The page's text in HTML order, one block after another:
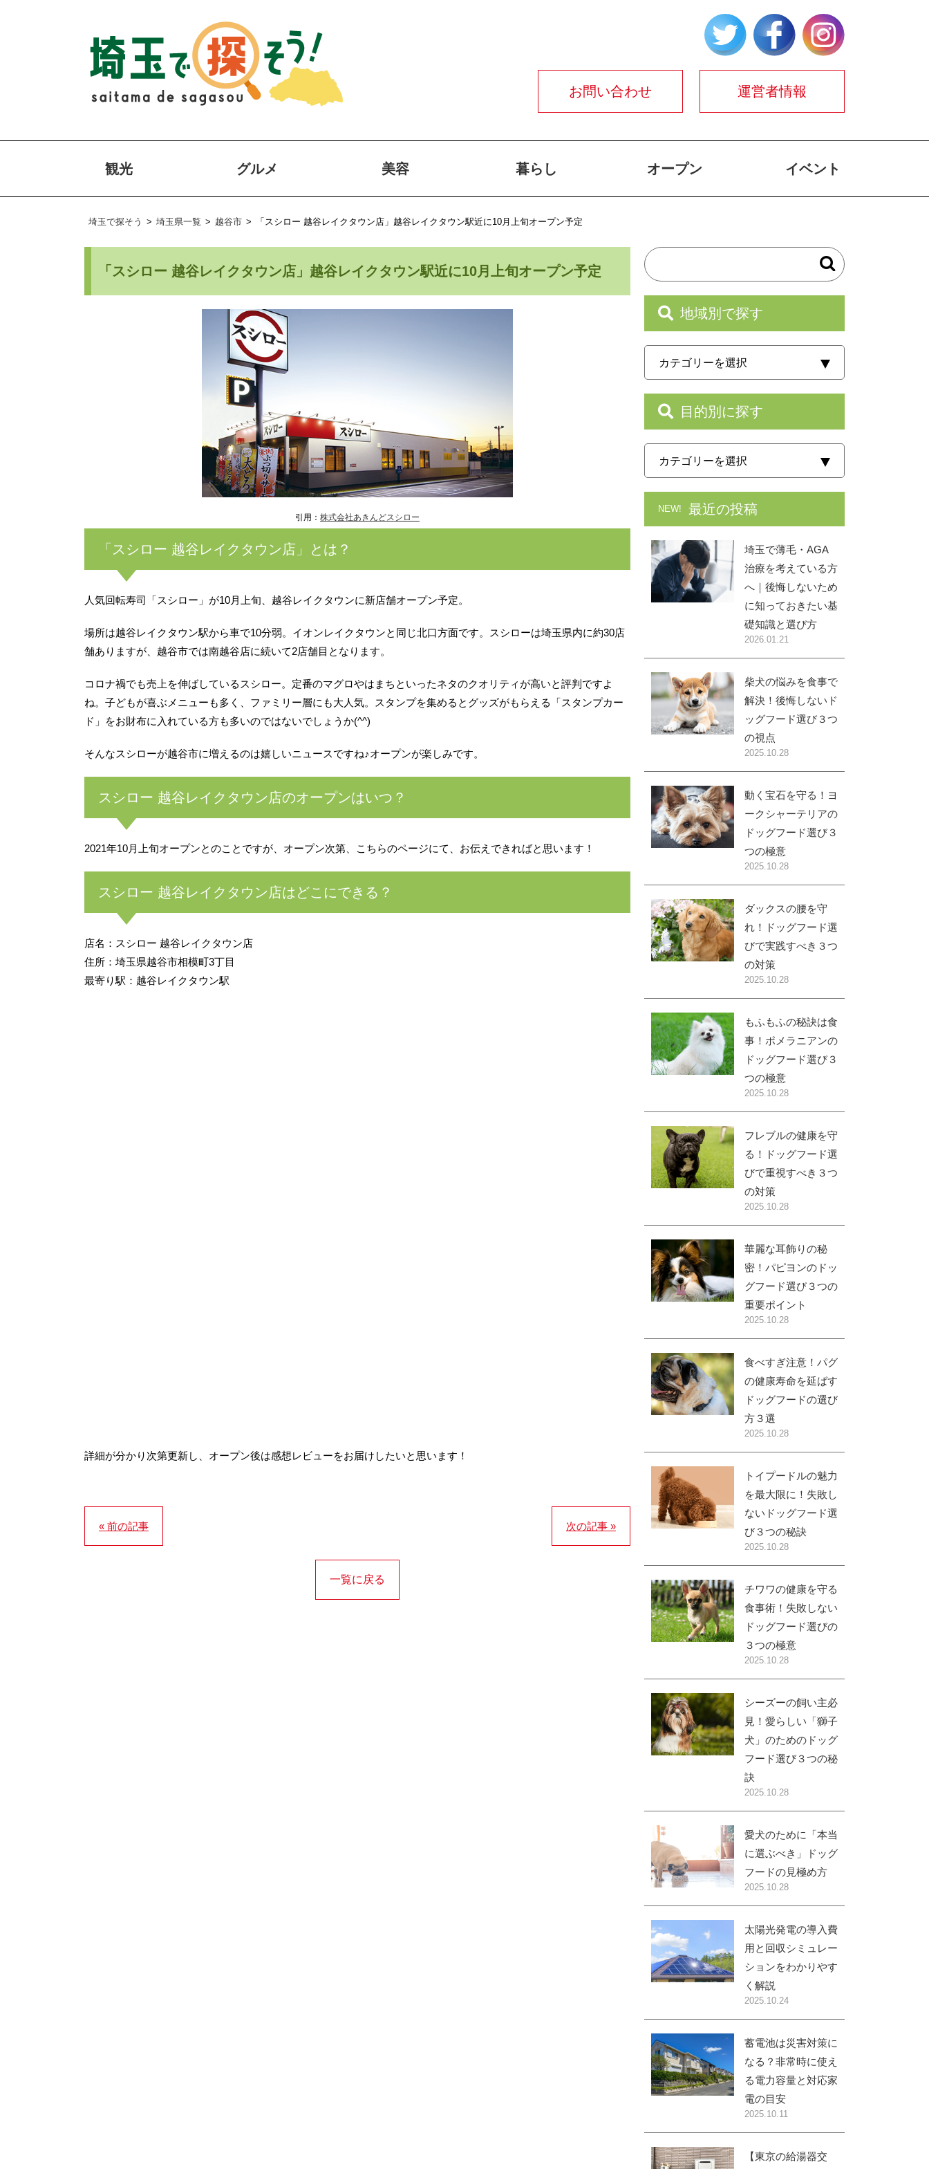
お問い合わせ 運営者情報
観光 グルメ 美容 暮らし オープン イベント
埼玉で探そう > 埼玉県一覧 > 越谷市 > 「スシロー 越谷レイクタウン店」越谷レイクタウン駅近に10月上旬オープン予定
「スシロー 越谷レイクタウン店」越谷レイクタウン駅近に10月上旬オープン予定
引用： 株式会社あきんどスシロー
「スシロー 越谷レイクタウン店」とは？
人気回転寿司「スシロー」が10月上旬、越谷レイクタウンに新店舗オープン予定。
場所は越谷レイクタウン駅から車で10分弱。イオンレイクタウンと同じ北口方面です。スシローは埼玉県内に約30店
舗ありますが、越谷市では南越谷店に続いて2店舗目となります。
コロナ禍でも売上を伸ばしているスシロー。定番のマグロやはまちといったネタのクオリティが高いと評判ですよ
ね。子どもが喜ぶメニューも多く、ファミリー層にも大人気。スタンプを集めるとグッズがもらえる「スタンプカー
ド」をお財布に入れている方も多いのではないでしょうか(^^)
そんなスシローが越谷市に増えるのは嬉しいニュースですね♪オープンが楽しみです。
スシロー 越谷レイクタウン店のオープンはいつ？
2021年10月上旬オープンとのことですが、オープン次第、こちらのページにて、お伝えできればと思います！
スシロー 越谷レイクタウン店はどこにできる？
店名：スシロー 越谷レイクタウン店
住所：埼玉県越谷市相模町3丁目
最寄り駅：越谷レイクタウン駅
詳細が分かり次第更新し、オープン後は感想レビューをお届けしたいと思います！
« 前の記事 次の記事 »
一覧に戻る
地域別で探す
目的別に探す
NEW! 最近の投稿
埼玉で薄毛・AGA
治療を考えている方
へ｜後悔しないため
に知っておきたい基
礎知識と選び方
2026.01.21
柴犬の悩みを食事で
解決！後悔しないド
ッグフード選び３つ
の視点
2025.10.28
動く宝石を守る！ヨ
ークシャーテリアの
ドッグフード選び３
つの極意
2025.10.28
ダックスの腰を守
れ！ドッグフード選
びで実践すべき３つ
の対策
2025.10.28
もふもふの秘訣は食
事！ポメラニアンの
ドッグフード選び３
つの極意
2025.10.28
フレブルの健康を守
る！ドッグフード選
びで重視すべき３つ
の対策
2025.10.28
華麗な耳飾りの秘
密！パピヨンのドッ
グフード選び３つの
重要ポイント
2025.10.28
食べすぎ注意！パグ
の健康寿命を延ばす
ドッグフードの選び
方３選
2025.10.28
トイプードルの魅力
を最大限に！失敗し
ないドッグフード選
び３つの秘訣
2025.10.28
チワワの健康を守る
食事術！失敗しない
ドッグフード選びの
３つの極意
2025.10.28
シーズーの飼い主必
見！愛らしい「獅子
犬」のためのドッグ
フード選び３つの秘
訣
2025.10.28
愛犬のために「本当
に選ぶべき」ドッグ
フードの見極め方
2025.10.28
太陽光発電の導入費
用と回収シミュレー
ションをわかりやす
く解説
2025.10.24
蓄電池は災害対策に
なる？非常時に使え
る電力容量と対応家
電の目安
2025.10.11
【東京の給湯器交